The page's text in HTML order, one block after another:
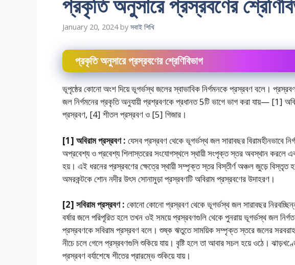
January 20, 2024 by সবাই শিখি
প্রকৃতি অনুসারে প্রস্রবণের শ্রেণিবিভাগ
ভূপৃষ্ঠের কোনাে অংশ দিয়ে ভূগর্ভস্থ জলের স্বাভাবিক নির্গমনকে প্রস্রবণ বলে।
জল নির্গমনের প্রকৃতি অনুযায়ী প্রশ্রবণকে প্রধানত 5টি ভাগে ভাগ করা যায়— [1]
প্রস্রবণ, [4] শীতল প্রস্রবণ ও [5] গিজার।
[1] অবিরাম প্রস্রবণ : যেসব প্রস্রবণ থেকে ভূগর্ভস্থ জল সারাবছর বিরামহীনভাবে
অপ্রবেশ্য ও প্রবেশ্য শিলাস্তরের সংযােগস্থলে স্থায়ী সংপৃক্ত স্তর অবস্থান করলে
হয়। এই ধরনের প্রস্রবণের ক্ষেত্রে স্থায়ী সম্পৃক্ত স্তর বিস্তীর্ণ অঞ্চল জুড়ে
অমরকন্টকে শােন নদীর উৎস সােনামুড়া প্রস্রবণটি অবিরাম প্রস্রবণের উদাহরণ।
[2] সবিরাম প্রস্রবণ : কোনাে কোনাে প্রস্রবণ থেকে ভূগর্ভস্থ জল সারাবছর
বর্ষার জলে পরিপূরিত হলে তখন ওই সময়ে প্রস্রবণগুলি থেকে পুনরায় ভূগর্ভস্থ জল
প্রস্রবণকে সবিরাম প্রস্রবণ বলে। শুষ্ক ঋতুতে সাময়িক সম্পৃক্ত স্তরে জলের
নীচে চলে গেলে প্রস্রবণগুলি শুকিয়ে যায়। বৃষ্টি হলে তা আবার সচল হয়ে ওঠে।
প্রস্রবণ বর্যাশেষে শীতের প্রারম্ভে শুকিয়ে যায়।